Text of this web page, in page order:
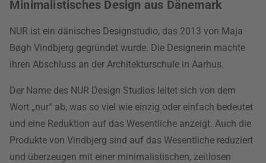
Minimalistisches Design aus Dänemark
NUR ist ein dänisches Designstudio, das 2013 von Maja
Bøgh Vindbjerg gegründet wurde. Die Designerin machte
ihren Abschluss an der Architekturschule in Aarhus.
Der Name des NUR Design Studios leitet sich von dem
Wort „nur“ ab, was so viel wie einzig oder einfach bedeutet
und eine Reduktion auf das Wesentliche anzeigt. Auch die
Produkte von Vindbjerg sind auf das Wesentliche reduziert
und überzeugen mit einer minimalistischen, zeitlosen